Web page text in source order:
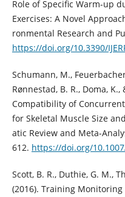
Role of Specific Warm-up
Exercises: A Novel
ronmental Research and
https://doi.org/10.3390/
Schumann, M.,
Rønnestad, B. R., Doma,
Compatibility of
for Skeletal Muscle Size
atic Review and Meta-
612. https://doi.org/
Scott, B. R., Duthie, G. M.,
(2016). Training